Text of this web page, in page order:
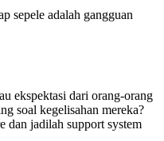
sepele adalah gangguan
ekspektasi dari orang-orang
soal kegelisahan mereka?
dan jadilah support system